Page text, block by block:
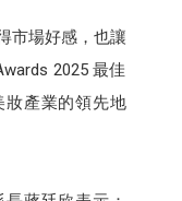
市場好感，也讓
2025 最佳
妝產業的領先地